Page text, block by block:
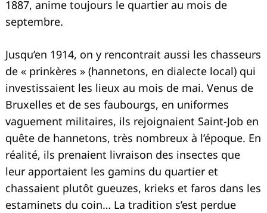
1887, anime toujours le quartier au mois de
septembre.
Jusqu’en 1914, on y rencontrait aussi les chasseurs
de « prinkères » (hannetons, en dialecte local) qui
investissaient les lieux au mois de mai. Venus de
Bruxelles et de ses faubourgs, en uniformes
vaguement militaires, ils rejoignaient Saint-Job en
quête de hannetons, très nombreux à l’époque. En
réalité, ils prenaient livraison des insectes que
leur apportaient les gamins du quartier et
chassaient plutôt gueuzes, krieks et faros dans les
estaminets du coin… La tradition s’est perdue
Recherche
pour
: